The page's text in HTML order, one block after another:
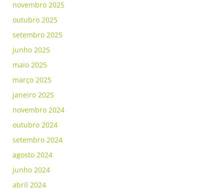
novembro 2025
outubro 2025
setembro 2025
junho 2025
maio 2025
março 2025
janeiro 2025
novembro 2024
outubro 2024
setembro 2024
agosto 2024
junho 2024
abril 2024